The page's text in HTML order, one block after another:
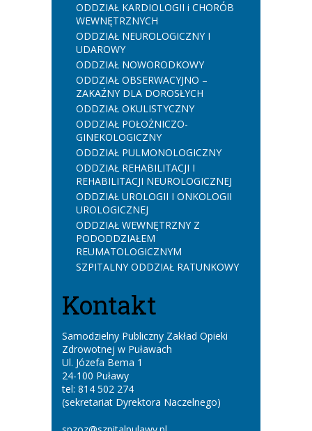
ODDZIAŁ KARDIOLOGII i CHORÓB
WEWNĘTRZNYCH
ODDZIAŁ NEUROLOGICZNY I
UDAROWY
ODDZIAŁ NOWORODKOWY
ODDZIAŁ OBSERWACYJNO –
ZAKAŹNY DLA DOROSŁYCH
ODDZIAŁ OKULISTYCZNY
ODDZIAŁ POŁOŻNICZO-
GINEKOLOGICZNY
ODDZIAŁ PULMONOLOGICZNY
ODDZIAŁ REHABILITACJI I
REHABILITACJI NEUROLOGICZNEJ
ODDZIAŁ UROLOGII I ONKOLOGII
UROLOGICZNEJ
ODDZIAŁ WEWNĘTRZNY Z
PODODDZIAŁEM
REUMATOLOGICZNYM
SZPITALNY ODDZIAŁ RATUNKOWY
Kontakt
Samodzielny Publiczny Zakład Opieki
Zdrowotnej w Puławach
Ul. Józefa Bema 1
24-100 Puławy
tel: 814 502 274
(sekretariat Dyrektora Naczelnego)